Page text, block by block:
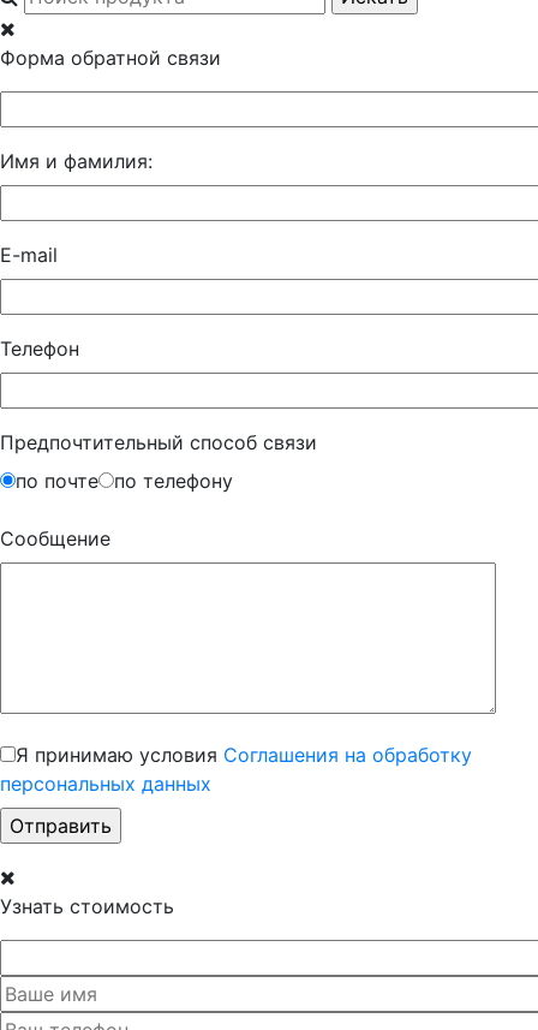
Форма обратной связи
Имя и фамилия:
E-mail
Телефон
Предпочтительный способ связи
по почте
по телефону
Сообщение
Я принимаю условия Соглашения на обработку
персональных данных
Узнать стоимость